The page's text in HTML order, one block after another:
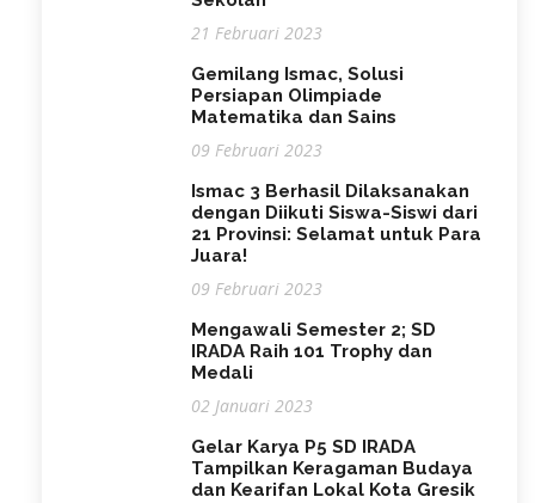
21 Februari 2023
Gemilang Ismac, Solusi
Persiapan Olimpiade
Matematika dan Sains
09 Februari 2023
Ismac 3 Berhasil Dilaksanakan
dengan Diikuti Siswa-Siswi dari
21 Provinsi: Selamat untuk Para
Juara!
09 Februari 2023
Mengawali Semester 2; SD
IRADA Raih 101 Trophy dan
Medali
02 Januari 2023
Gelar Karya P5 SD IRADA
Tampilkan Keragaman Budaya
dan Kearifan Lokal Kota Gresik